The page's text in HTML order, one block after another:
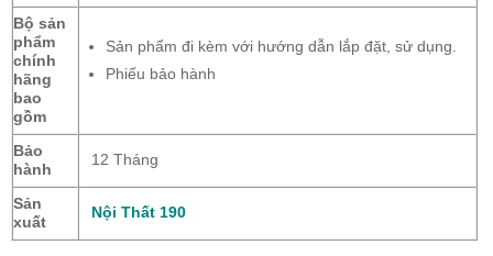
Bộ sản
phẩm
chính
hãng
bao
gồm
Sản phẩm đi kèm với hướng dẫn lắp đặt, sử dụng.
Phiếu bảo hành
Bảo
hành
12 Tháng
Sản
xuất
Nội Thất 190